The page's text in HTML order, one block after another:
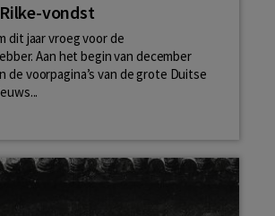
vondst
dit jaar vroeg voor de
Aan het begin van december
de voorpagina’s van de grote Duitse